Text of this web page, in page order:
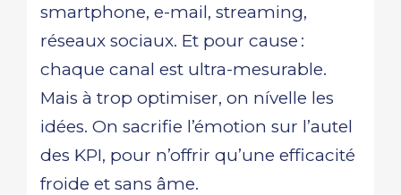
smartphone, e-mail, streaming,
réseaux sociaux. Et pour cause :
chaque canal est ultra-mesurable.
Mais à trop optimiser, on nívelle les
idées. On sacrifie l’émotion sur l’autel
des KPI, pour n’offrir qu’une efficacité
froide et sans âme.